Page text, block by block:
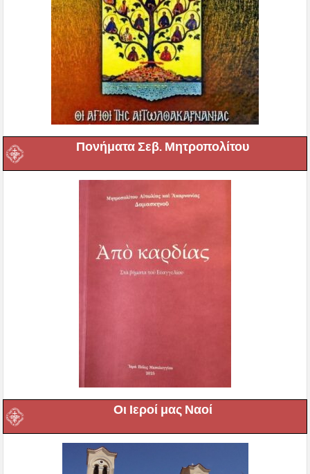
Πονήματα Σεβ. Μητροπολίτου
Οι Ιεροί μας Ναοί